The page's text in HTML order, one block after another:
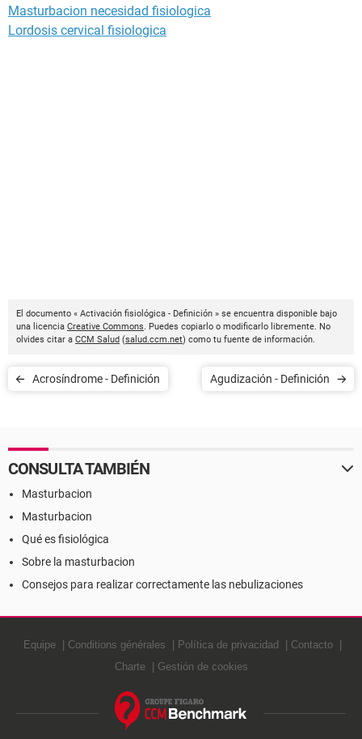
Masturbacion necesidad fisiologica
Lordosis cervical fisiologica
El documento « Activación fisiológica - Definición » se encuentra disponible bajo
una licencia Creative Commons. Puedes copiarlo o modificarlo libremente. No
olvides citar a CCM Salud (salud.ccm.net) como tu fuente de información.
Acrosíndrome - Definición Agudización - Definición
CONSULTA TAMBIÉN
Masturbacion
Masturbacion
Qué es fisiológica
Sobre la masturbacion
Consejos para realizar correctamente las nebulizaciones
Equipe Conditions générales Política de privacidad
Contacto
Charte
Gestión de cookies